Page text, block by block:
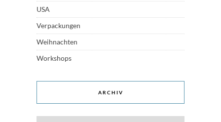
USA
Verpackungen
Weihnachten
Workshops
ARCHIV